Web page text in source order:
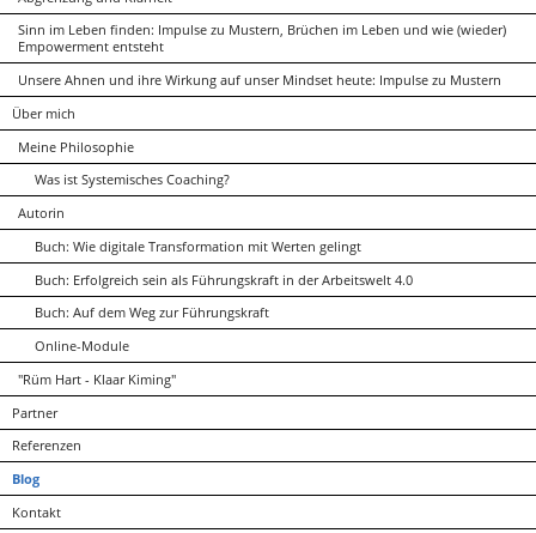
Sinn im Leben finden: Impulse zu Mustern, Brüchen im Leben und wie (wieder)
Empowerment entsteht
Unsere Ahnen und ihre Wirkung auf unser Mindset heute: Impulse zu Mustern
Über mich
Meine Philosophie
Was ist Systemisches Coaching?
Autorin
Buch: Wie digitale Transformation mit Werten gelingt
Buch: Erfolgreich sein als Führungskraft in der Arbeitswelt 4.0
Buch: Auf dem Weg zur Führungskraft
Online-Module
"Rüm Hart - Klaar Kiming"
Partner
Referenzen
Blog
Kontakt